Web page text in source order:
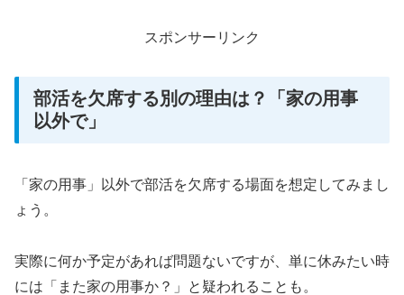
スポンサーリンク
部活を欠席する別の理由は？「家の用事
以外で」
「家の用事」以外で部活を欠席する場面を想定してみまし
ょう。
実際に何か予定があれば問題ないですが、単に休みたい時
には「また家の用事か？」と疑われることも。